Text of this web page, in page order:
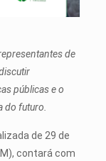
de
públicas e o
do futuro.
de 29 de
contará com